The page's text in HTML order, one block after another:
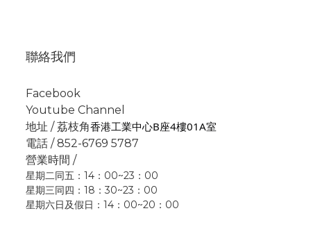
聯絡我們
Facebook
Youtube Channel
地址 / 荔枝角香港工業中心B座4樓01A室
電話 / 852-6769 5787
營業時間 /
星期二同五：14：00~23：00
星期三同四：18：30~23：00
星期六日及假日：14：00~20：00